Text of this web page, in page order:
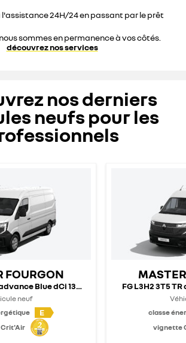
l'assistance 24H/24 en passant par le prêt
sommes en permanence à vos côtés.
découvrez nos services
nos derniers
neufs pour les
FOURGON
Blue dCi 130 - 25
neuf
E
FG L3H2 3T5
classe
vignette